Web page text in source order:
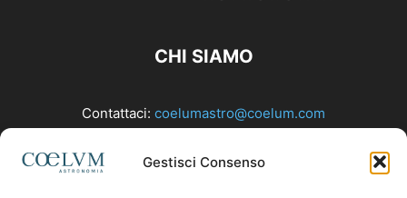
Gestisci Consenso
CHI SIAMO
Contattaci: coelumastro@coelum.com
SEGUICI